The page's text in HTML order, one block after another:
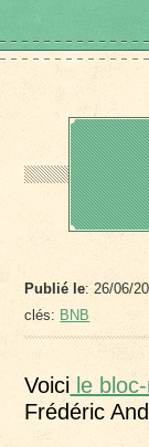
Publié le: 26/06/
clés: BNB
Voici le
Frédéric